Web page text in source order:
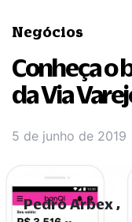
Negócios
Conheça o
da Via
5 de junho de 2019
Pedro Arbex